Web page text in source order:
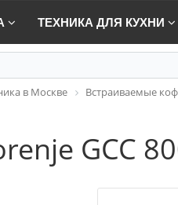
ТЕХНИКА ДЛЯ КУХНИ
в Москве
Встраиваемые
GCC